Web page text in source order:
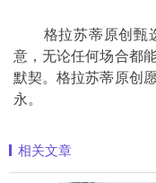
格拉苏蒂原创甄选
意，无论任何场合都
默契。格拉苏蒂原创
永。
相关文章